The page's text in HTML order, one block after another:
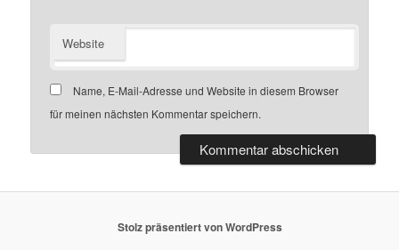
Website
Name, E-Mail-Adresse und Website in diesem Browser
für meinen nächsten Kommentar speichern.
Stolz präsentiert von WordPress